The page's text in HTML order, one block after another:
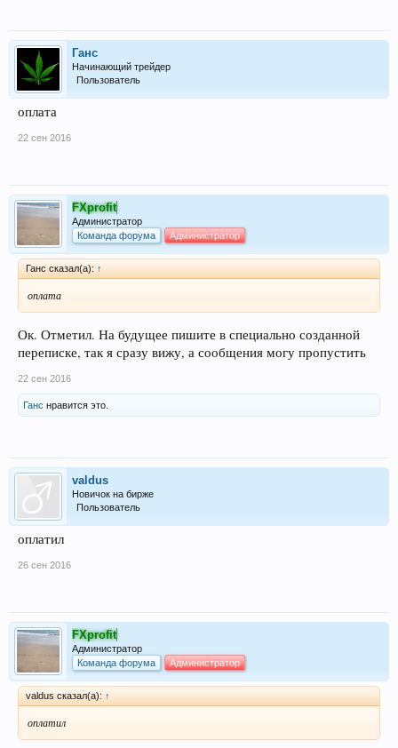
Ганс
Начинающий трейдер
Пользователь
оплата
22 сен 2016
FXprofit
Администратор
Команда форума
Администратор
Ганс сказал(а): ↑
оплата
Ок. Отметил. На будущее пишите в специально созданной
переписке, так я сразу вижу, а сообщения могу пропустить
22 сен 2016
Ганс нравится это.
valdus
Новичок на бирже
Пользователь
оплатил
26 сен 2016
FXprofit
Администратор
Команда форума
Администратор
valdus сказал(а): ↑
оплатил